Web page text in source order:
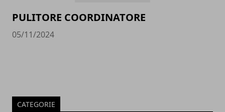
PULITORE COORDINATORE
05/11/2024
CATEGORIE